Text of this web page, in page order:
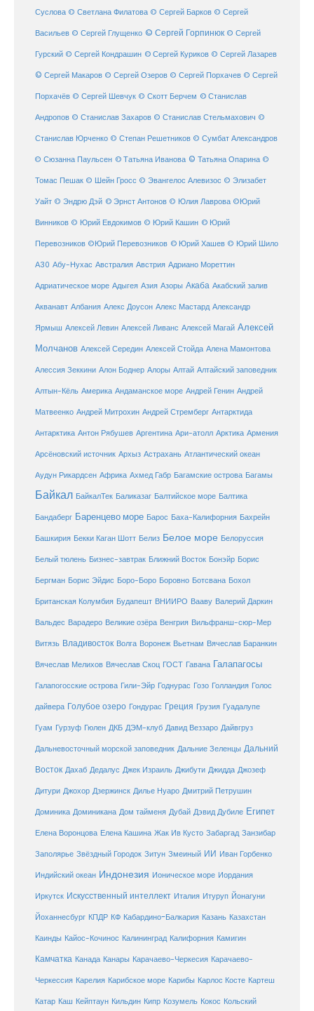
Суслова © Светлана Филатова © Сергей Барков © Сергей
Васильев © Сергей Глущенко © Сергей Горпинюк © Сергей
Гурский © Сергей Кондрашин © Сергей Куриков © Сергей Лазарев
© Сергей Макаров © Сергей Озеров © Сергей Порхачев © Сергей
Порхачёв © Сергей Шевчук © Скотт Берчем © Станислав
Андропов © Станислав Захаров © Станислав Стельмахович ©
Станислав Юрченко © Степан Решетников © Сумбат Александров
© Сюзанна Паульсен © Татьяна Иванова © Татьяна Опарина ©
Томас Пешак © Шейн Гросс © Эвангелос Алевизос © Элизабет
Уайт © Эндрю Дэй © Эрнст Антонов © Юлия Лаврова ©Юрий
Винников © Юрий Евдокимов © Юрий Кашин © Юрий
Перевозников ©Юрий Перевозников © Юрий Хашев © Юрий Шило
А30 Абу-Нухас Австралия Австрия Адриано Мореттин
Адриатическое море Адыгея Азия Азоры Акаба Акабский залив
Акванавт Албания Алекс Доусон Алекс Мастард Александр
Ярмыш Алексей Левин Алексей Ливанс Алексей Магай Алексей
Молчанов Алексей Середин Алексей Стойда Алена Мамонтова
Алессия Зеккини Алон Боднер Алоры Алтай Алтайский заповедник
Алтын-Кёль Америка Андаманское море Андрей Генин Андрей
Матвеенко Андрей Митрохин Андрей Стремберг Антарктида
Антарктика Антон Рябушев Аргентина Ари-атолл Арктика Армения
Арсёновский источник Архыз Астрахань Атлантический океан
Аудун Рикардсен Африка Ахмед Габр Багамские острова Багамы
Байкал БайкалТек Баликазаг Балтийское море Балтика
Бандаберг Баренцево море Барос Баха-Калифорния Бахрейн
Башкирия Бекки Каган Шотт Белиз Белое море Белоруссия
Белый тюлень Бизнес-завтрак Ближний Восток Бонэйр Борис
Бергман Борис Эйдис Боро-Боро Боровно Ботсвана Бохол
Британская Колумбия Будапешт ВНИИРО Вааву Валерий Даркин
Вальдес Варадеро Великие озёра Венгрия Вильфранш-сюр-Мер
Витязь Владивосток Волга Воронеж Вьетнам Вячеслав Баранкин
Вячеслав Мелихов Вячеслав Скоц ГОСТ Гавана Галапагосы
Галапогосские острова Гили-Эйр Годнурас Гозо Голландия Голос
дайвера Голубое озеро Гондурас Греция Грузия Гуадалупе
Гуам Гурзуф Гюлен ДКБ ДЭМ-клуб Давид Веззаро Дайвгруз
Дальневосточный морской заповедник Дальние Зеленцы Дальний
Восток Дахаб Дедалус Джек Израиль Джибути Джидда Джозеф
Дитури Джохор Дзержинск Дилье Нуаро Дмитрий Петрушин
Доминика Доминикана Дом тайменя Дубай Дэвид Дубиле Египет
Елена Воронцова Елена Кашина Жак Ив Кусто Забаргад Занзибар
Заполярье Звёздный Городок Зитун Змеиный ИИ Иван Горбенко
Индийский океан Индонезия Ионическое море Иордания
Иркутск Искусственный интеллект Италия Итуруп Йонагуни
Йоханнесбург КПДР КФ Кабардино-Балкария Казань Казахстан
Каинды Кайос-Кочинос Калининград Калифорния Камигин
Камчатка Канада Канары Карачаево-Черкесия Карачаево-
Черкессия Карелия Карибское море Карибы Карлос Косте Картеш
Катар Каш Кейптаун Кильдин Кипр Козумель Кокос Кольский